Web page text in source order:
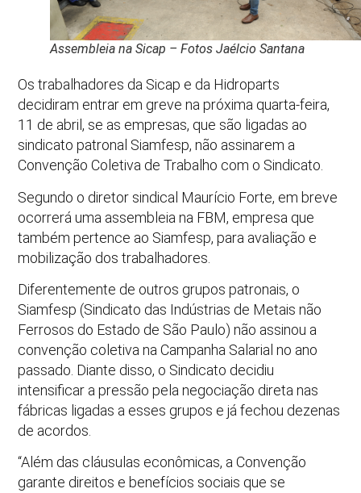
Assembleia na Sicap – Fotos Jaélcio Santana
Os trabalhadores da Sicap e da Hidroparts
decidiram entrar em greve na próxima quarta-feira,
11 de abril, se as empresas, que são ligadas ao
sindicato patronal Siamfesp, não assinarem a
Convenção Coletiva de Trabalho com o Sindicato.
Segundo o diretor sindical Maurício Forte, em breve
ocorrerá uma assembleia na FBM, empresa que
também pertence ao Siamfesp, para avaliação e
mobilização dos trabalhadores.
Diferentemente de outros grupos patronais, o
Siamfesp (Sindicato das Indústrias de Metais não
Ferrosos do Estado de São Paulo) não assinou a
convenção coletiva na Campanha Salarial no ano
passado. Diante disso, o Sindicato decidiu
intensificar a pressão pela negociação direta nas
fábricas ligadas a esses grupos e já fechou dezenas
de acordos.
“Além das cláusulas econômicas, a Convenção
garante direitos e benefícios sociais que se